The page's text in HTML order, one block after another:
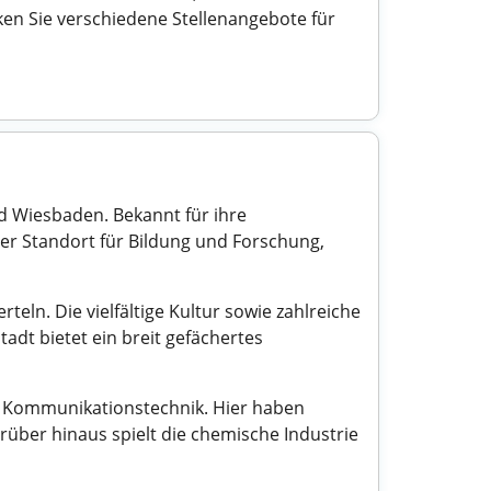
Sie verschiedene Stellenangebote für
Wiesbaden. Bekannt für ihre
Standort für Bildung und Forschung,
Die vielfältige Kultur sowie zahlreiche
bietet ein breit gefächertes
Hier haben
hinaus spielt die chemische Industrie